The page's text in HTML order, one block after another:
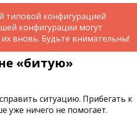
типовой конфигурацией
конфигурации могут
вновь. Будьте внимательны!
«битую»
ситуацию. Прибегать к
уже ничего не помогает.